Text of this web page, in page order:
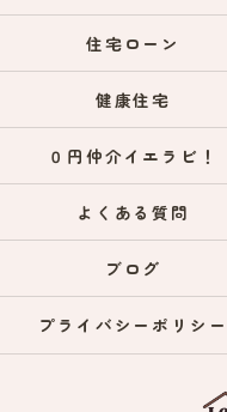
住宅ローン
健康住宅
０円仲介イエラビ！
よくある質問
ブログ
プライバシーポリシー